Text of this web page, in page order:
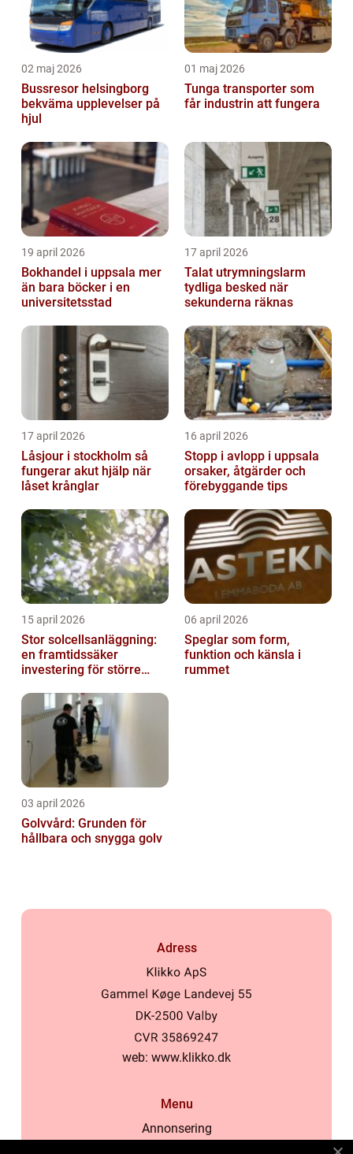
02 maj 2026
Bussresor helsingborg
bekväma upplevelser på
hjul
01 maj 2026
Tunga transporter som
får industrin att fungera
19 april 2026
Bokhandel i uppsala mer
än bara böcker i en
universitetsstad
17 april 2026
Talat utrymningslarm
tydliga besked när
sekunderna räknas
17 april 2026
Låsjour i stockholm så
fungerar akut hjälp när
låset krånglar
16 april 2026
Stopp i avlopp i uppsala
orsaker, åtgärder och
förebyggande tips
15 april 2026
Stor solcellsanläggning:
en framtidssäker
investering för större
06 april 2026
Speglar som form,
funktion och känsla i
rummet
03 april 2026
Golvvård: Grunden för
hållbara och snygga golv
Adress
web: www.klikko.dk
Menu
Annonsering